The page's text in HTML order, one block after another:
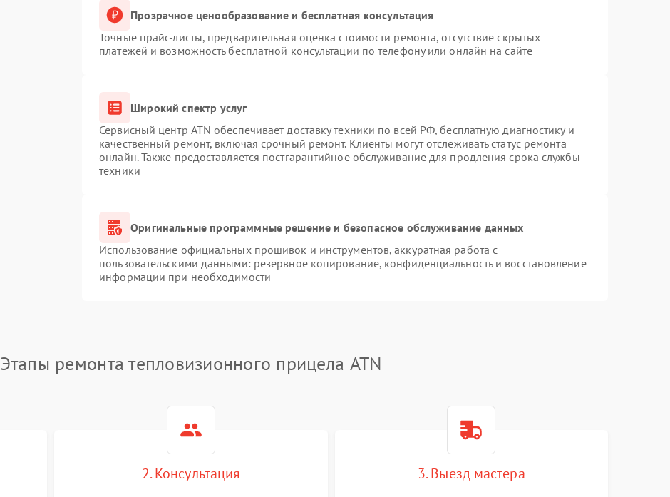
Прозрачное ценообразование и бесплатная консультация
Точные прайс-листы, предварительная оценка стоимости ремонта, отсутствие скрытых
платежей и возможность бесплатной консультации по телефону или онлайн на сайте
Широкий спектр услуг
Сервисный центр ATN обеспечивает доставку техники по всей РФ, бесплатную диагностику и
качественный ремонт, включая срочный ремонт. Клиенты могут отслеживать статус ремонта
онлайн. Также предоставляется постгарантийное обслуживание для продления срока службы
техники
Оригинальные программные решение и безопасное обслуживание данных
Использование официальных прошивок и инструментов, аккуратная работа с
пользовательскими данными: резервное копирование, конфиденциальность и восстановление
информации при необходимости
Этапы ремонта тепловизионного прицела ATN
2. Консультация 3. Выезд мастера